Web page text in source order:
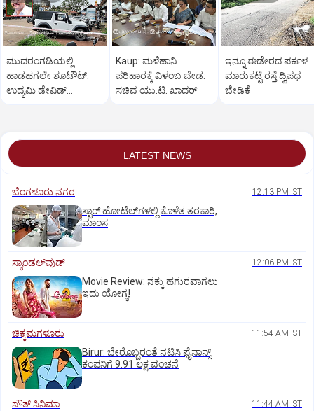
ಮುದರಂಗಡಿಯಲ್ಲಿ
ಹಾಡಹಗಲೇ ಶೂಟೌಟ್:‌
ಉದ್ಯಮಿ ಡೇವಿಡ್‌
Kaup: ಮಳೆಹಾನಿ
ಪರಿಹಾರಕ್ಕೆ ವಿಳಂಬ ಬೇಡ:
ಸಚಿವ ಯು.ಟಿ. ಖಾದರ್
ಇನ್ನೂ ಈಡೇರದ ಪರ್ಕಳ
ಮಾರುಕಟ್ಟೆ ರಸ್ತೆ ದ್ವಿಪಥ
ಬೇಡಿಕೆ
LATEST NEWS
ಬೆಂಗಳೂರು ನಗರ 12:13 PM IST
ಸ್ಟಾರ್‌ ಹೋಟೆಲ್‌ಗ‌ಳಲ್ಲಿ ಕೊಳೆತ ತರಕಾರಿ,
ಮಾಂಸ
ಸ್ಯಾಂಡಲ್‌ವುಡ್‌ 12:06 PM IST
Movie Review: ನಕ್ಕು ಹಗುರವಾಗಲು
ಇದು ಯೋಗ್ಯ!
ಚಿಕ್ಕಮಗಳೂರು 11:54 AM IST
Birur: ಬೇರೊಬ್ಬರಂತೆ ನಟಿಸಿ ಫೈನಾನ್ಸ್
ಕಂಪನಿಗೆ 9.91 ಲಕ್ಷ ವಂಚನೆ
ಸೌತ್‌ ಸಿನಿಮಾ 11:44 AM IST